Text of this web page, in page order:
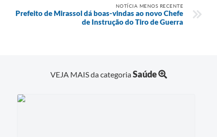
NOTÍCIA MENOS RECENTE
Prefeito de Mirassol dá boas-vindas ao novo Chefe
de Instrução do Tiro de Guerra
VEJA MAIS da categoriaSaúde